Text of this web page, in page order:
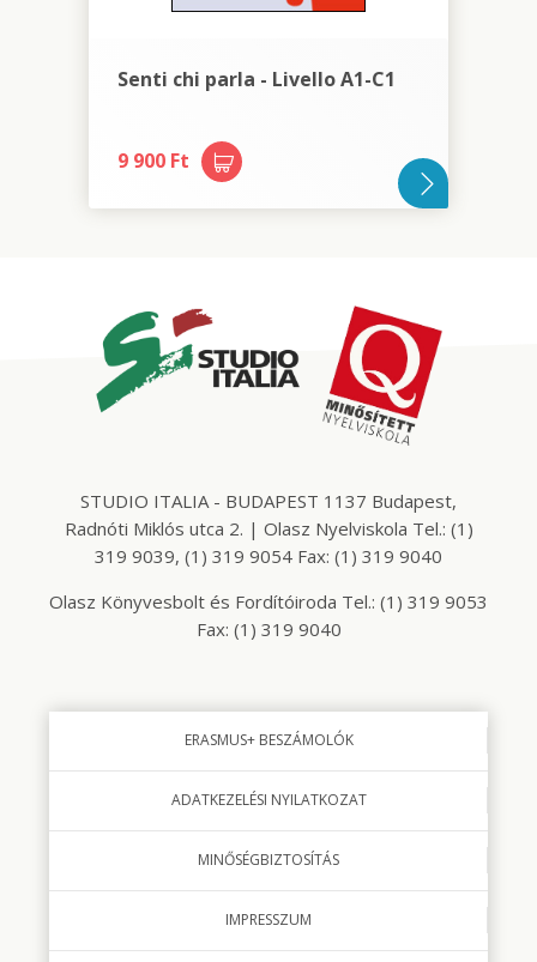
Senti chi parla - Livello A1-C1
9 900 Ft
STUDIO ITALIA - BUDAPEST 1137 Budapest,
Radnóti Miklós utca 2. | Olasz Nyelviskola Tel.: (1)
319 9039, (1) 319 9054 Fax: (1) 319 9040
Olasz Könyvesbolt és Fordítóiroda Tel.: (1) 319 9053
Fax: (1) 319 9040
ERASMUS+ BESZÁMOLÓK
ADATKEZELÉSI NYILATKOZAT
MINŐSÉGBIZTOSÍTÁS
IMPRESSZUM